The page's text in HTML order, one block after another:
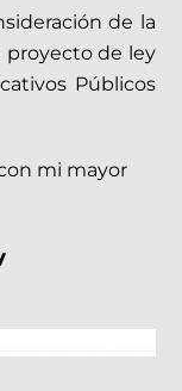
de la
proyecto de ley
Públicos
mi mayor